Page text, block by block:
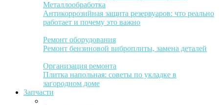
Металлообработка
Антикоррозийная защита резервуаров: что реально
работает и почему это важно
Ремонт оборудования
Ремонт бензиновой виброплиты, замена деталей
Организация ремонта
Плитка напольная: советы по укладке в
загородном доме
Запчасти